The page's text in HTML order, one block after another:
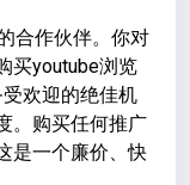
合作伙伴。你对
买youtube浏览
欢迎的绝佳机
。购买任何推广
是一个廉价、快